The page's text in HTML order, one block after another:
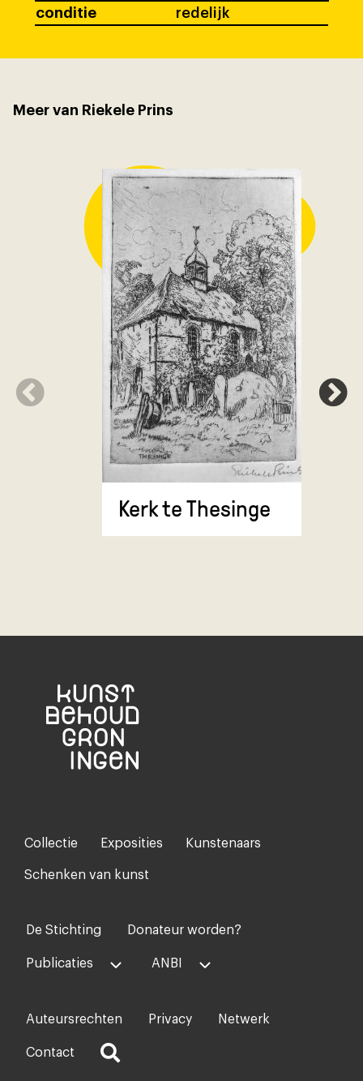
conditie
redelijk
Meer van Riekele Prins
Kerk te Thesinge
Kerk te
Footer-
menu
Collectie Exposities Kunstenaars
Schenken van kunst
Voet
midden
De Stichting Donateur worden?
Publicaties ANBI
Voet
rechts
Auteursrechten Privacy Netwerk
Contact